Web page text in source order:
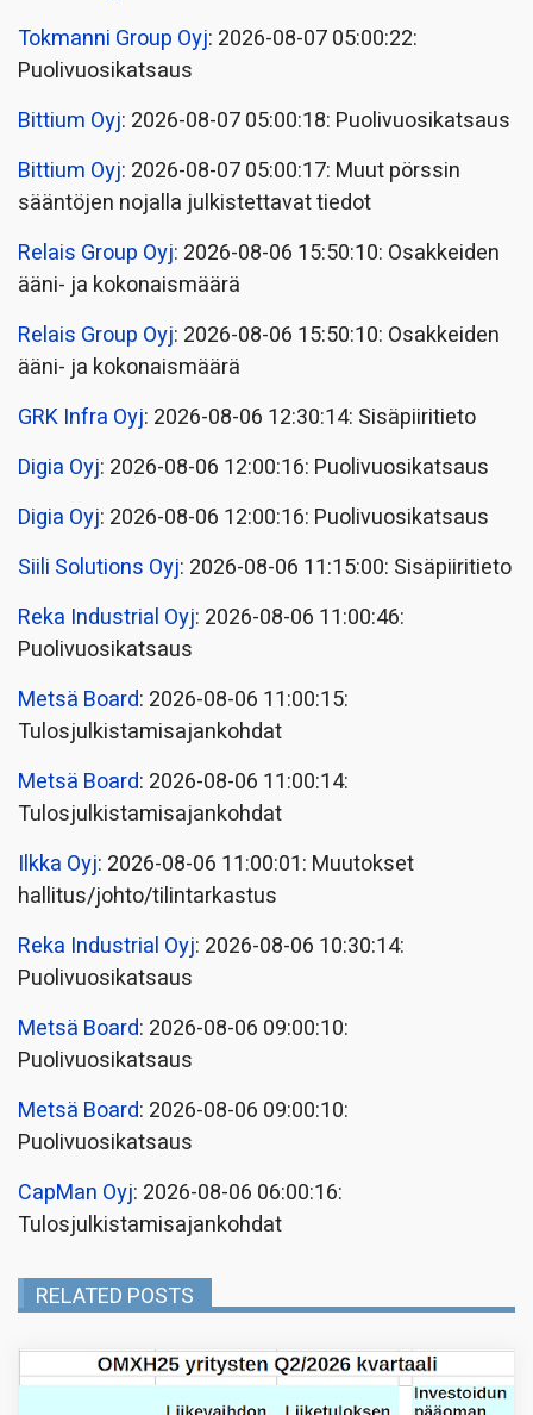
Tokmanni Group Oyj: 2026-08-07 05:00:22:
Puolivuosikatsaus
Bittium Oyj: 2026-08-07 05:00:18: Puolivuosikatsaus
Bittium Oyj: 2026-08-07 05:00:17: Muut pörssin
sääntöjen nojalla julkistettavat tiedot
Relais Group Oyj: 2026-08-06 15:50:10: Osakkeiden
ääni- ja kokonaismäärä
Relais Group Oyj: 2026-08-06 15:50:10: Osakkeiden
ääni- ja kokonaismäärä
GRK Infra Oyj: 2026-08-06 12:30:14: Sisäpiiritieto
Digia Oyj: 2026-08-06 12:00:16: Puolivuosikatsaus
Digia Oyj: 2026-08-06 12:00:16: Puolivuosikatsaus
Siili Solutions Oyj: 2026-08-06 11:15:00: Sisäpiiritieto
Reka Industrial Oyj: 2026-08-06 11:00:46:
Puolivuosikatsaus
Metsä Board: 2026-08-06 11:00:15:
Tulosjulkistamisajankohdat
Metsä Board: 2026-08-06 11:00:14:
Tulosjulkistamisajankohdat
Ilkka Oyj: 2026-08-06 11:00:01: Muutokset
hallitus/johto/tilintarkastus
Reka Industrial Oyj: 2026-08-06 10:30:14:
Puolivuosikatsaus
Metsä Board: 2026-08-06 09:00:10:
Puolivuosikatsaus
Metsä Board: 2026-08-06 09:00:10:
Puolivuosikatsaus
CapMan Oyj: 2026-08-06 06:00:16:
Tulosjulkistamisajankohdat
RELATED POSTS